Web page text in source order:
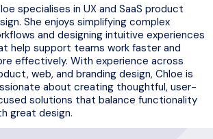
specialises in UX and SaaS product
She enjoys simplifying complex
and designing intuitive experiences
help support teams work faster and
effectively. With experience across
web, and branding design, Chloe is
about creating thoughtful, user-
solutions that balance functionality
great design.